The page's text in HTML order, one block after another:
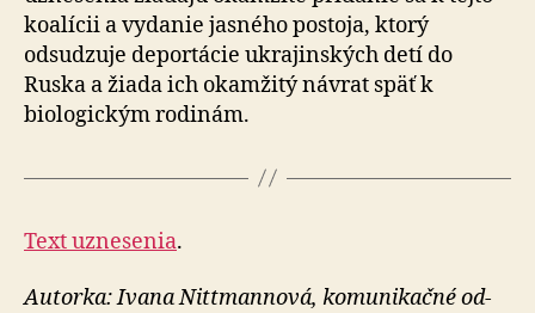
koalícii a vydanie jasného postoja, ktorý
odsudzuje deportácie ukrajinských detí do
Ruska a žiada ich okamžitý návrat späť k
biologickým rodinám.
Text uznesenia.
Autorka: Ivana Nittmannová, ko­mu­ni­kačné od­